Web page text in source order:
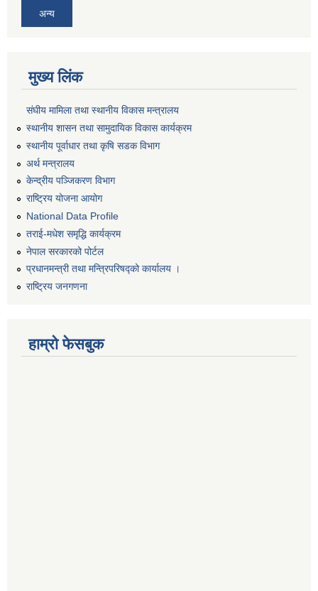
अन्य
मुख्य लिंक
संघीय मामिला तथा स्थानीय विकास मन्त्रालय
स्थानीय शासन तथा सामुदायिक विकास कार्यक्रम
स्थानीय पूर्वाधार तथा कृषि सडक विभाग
अर्थ मन्त्रालय
केन्द्रीय पञ्जिकरण विभाग
राष्ट्रिय योजना आयोग
National Data Profile
तराई-मधेश समृद्धि कार्यक्रम
नेपाल सरकारको पोर्टल
प्रधानमन्त्री तथा मन्त्रिपरिषद्को कार्यालय ।
राष्ट्रिय जनगणना
हाम्रो फेसबुक